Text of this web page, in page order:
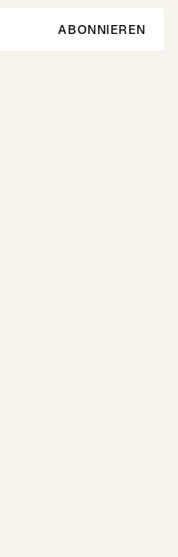
ABONNIEREN